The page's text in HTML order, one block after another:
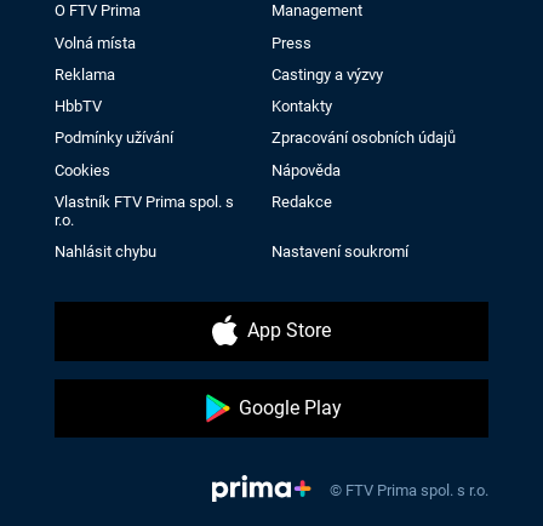
O FTV Prima
Management
Volná místa
Press
Reklama
Castingy a výzvy
HbbTV
Kontakty
Podmínky užívání
Zpracování osobních údajů
Cookies
Nápověda
Vlastník FTV Prima spol. s
r.o.
Redakce
Nahlásit chybu Nastavení soukromí
App Store
Google Play
© FTV Prima spol. s r.o.